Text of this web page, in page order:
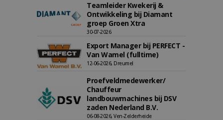
Teamleider Kwekerij &
Ontwikkeling bij Diamant
groep Groen Xtra
30-07-2026
Export Manager bij PERFECT -
Van Wamel (fulltime)
12-06-2026, Dreumel
Proefveldmedewerker/
Chauffeur
landbouwmachines bij DSV
zaden Nederland B.V.
06-08-2026, Ven-Zelderheide